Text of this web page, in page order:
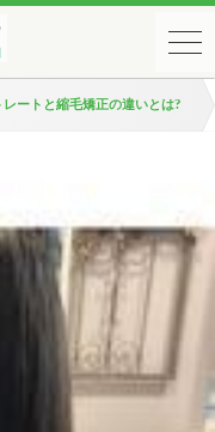
レートと縮毛矯正の違いとは?